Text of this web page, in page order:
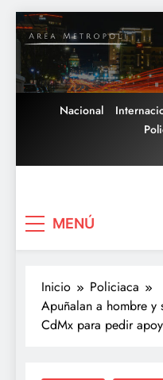
Saltar
al
contenido
Nacional
MENÚ
Inicio
Policiaca
Apuñalan a hombre
CdMx para pedir